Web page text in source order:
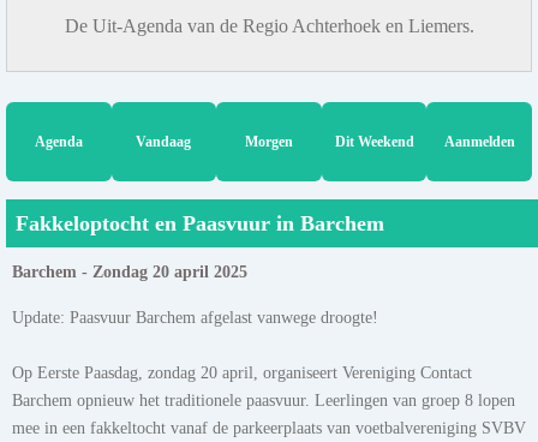
De Uit-Agenda van de Regio Achterhoek en Liemers.
Agenda Vandaag Morgen Dit Weekend Aanmelden
Fakkeloptocht en Paasvuur in Barchem
Barchem - Zondag 20 april 2025
Update: Paasvuur Barchem afgelast vanwege droogte!
Op Eerste Paasdag, zondag 20 april, organiseert Vereniging Contact
Barchem opnieuw het traditionele paasvuur. Leerlingen van groep 8 lopen
mee in een fakkeltocht vanaf de parkeerplaats van voetbalvereniging SVBV